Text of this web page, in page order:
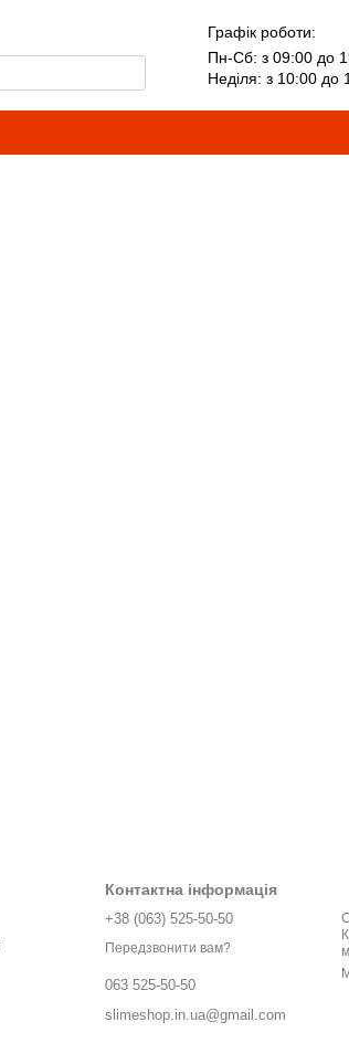
Графік роботи:
Пн-Сб: з 09:00 до
Неділя: з 10:00 до
Контактна інформація
+38 (063) 525-50-50
Передзвонити вам?
063 525-50-50
slimeshop.in.ua@gmail.com